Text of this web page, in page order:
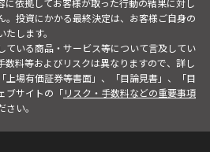
に依拠してお客様が取った行動の結果に対し
。投資にかかる最終決定は、お客様ご自身の
します。
ている商品・サービス等について言及してい
数料等およびリスクは異なりますので、詳し
上場有価証券等書面」、「目論見書」、「目
ブサイトの「リスク・手数料などの重要事項
い。